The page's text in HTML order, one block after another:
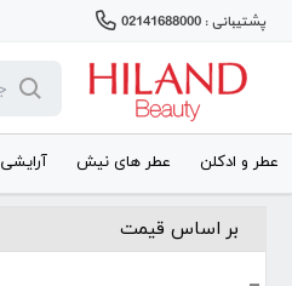
پشتیبانی : 02141688000
عطر و ادکلن عطر های نیش آرایشی
بر اساس قیمت